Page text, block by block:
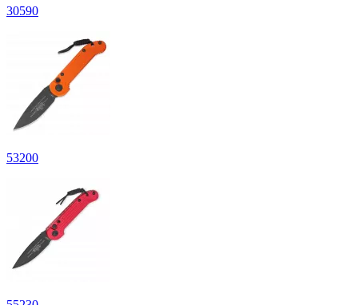
30590
53200